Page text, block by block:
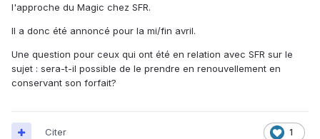
l'approche du Magic chez SFR.
Il a donc été annoncé pour la mi/fin avril.
Une question pour ceux qui ont été en relation avec SFR sur le
sujet : sera-t-il possible de le prendre en renouvellement en
conservant son forfait?
1
Citer